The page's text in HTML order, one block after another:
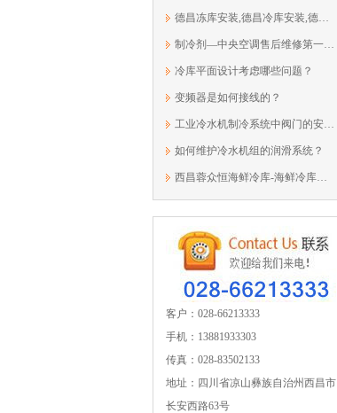
德昌冻库安装,德昌冷库安装,德昌保鲜库...
制冷剂—中央空调售后维修第一大元凶
冷库平面设计考虑哪些问题？
变频器是如何接线的？
工业冷水机制冷系统中阀门的安装步骤与...
如何维护冷水机组的润滑系统？
西昌蓉众恒海鲜冷库-海鲜冷库建造要素
客户：028-66213333
手机：13881933303
传真：028-83502133
地址：四川省凉山彝族自治州西昌市
长安西路63号